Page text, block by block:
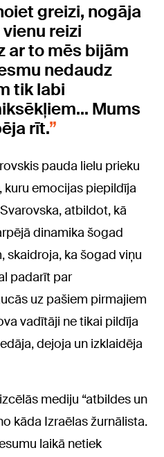
greizi, nogāja
reizi
ar to mēs bijām
nedaudz
tik labi
Mums
rīt.
pauda lielu prieku
kuru emocijas piepildīja
atbildot, kā
dinamika šogad
skaidroja, ka šogad viņu
padarīt par
uz pašiem pirmajiem
vadītāji ne tikai pildīja
dejoja un izklaidēja
mediju “atbildes un
kāda Izraēlas žurnālista.
laikā netiek